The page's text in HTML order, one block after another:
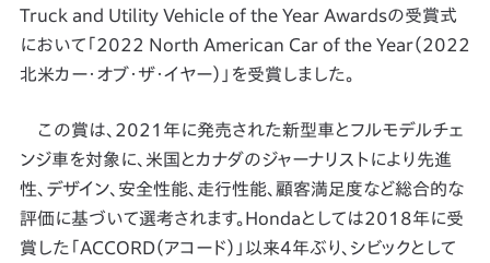
Truck and Utility Vehicle of the Year Awardsの受賞式
において「2022 North American Car of the Year（2022
北米カー・オブ・ザ・イヤー）」を受賞しました。
この賞は、2021年に発売された新型車とフルモデルチェ
ンジ車を対象に、米国とカナダのジャーナリストにより先進
性、デザイン、安全性能、走行性能、顧客満足度など総合的な
評価に基づいて選考されます。Hondaとしては2018年に受
賞した「ACCORD（アコード）」以来4年ぶり、シビックとして